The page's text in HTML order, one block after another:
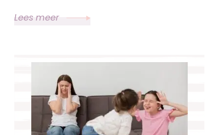
Lees meer